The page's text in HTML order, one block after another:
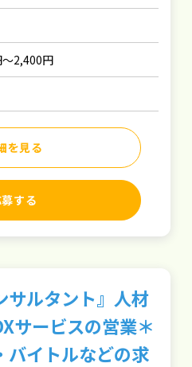
2,400円
を見る
する
サルタント』人材
サービスの営業＊
バイトルなどの求